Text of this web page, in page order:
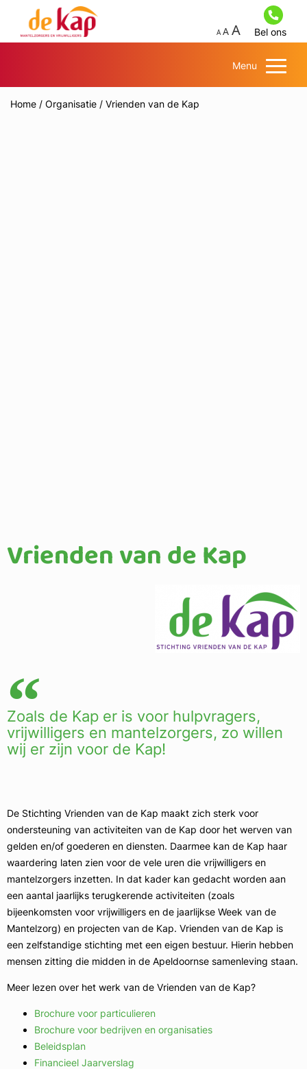
Bel ons
Menu
Home / Organisatie / Vrienden van de Kap
Vrienden van de Kap
Zoals de Kap er is voor hulpvragers,
vrijwilligers en mantelzorgers, zo willen
wij er zijn voor de Kap!
De Stichting Vrienden van de Kap maakt zich sterk voor
ondersteuning van activiteiten van de Kap door het werven van
gelden en/of goederen en diensten. Daarmee kan de Kap haar
waardering laten zien voor de vele uren die vrijwilligers en
mantelzorgers inzetten. In dat kader kan gedacht worden aan
een aantal jaarlijks terugkerende activiteiten (zoals
bijeenkomsten voor vrijwilligers en de jaarlijkse Week van de
Mantelzorg) en projecten van de Kap. Vrienden van de Kap is
een zelfstandige stichting met een eigen bestuur. Hierin hebben
mensen zitting die midden in de Apeldoornse samenleving staan.
Meer lezen over het werk van de Vrienden van de Kap?
Brochure voor particulieren
Brochure voor bedrijven en organisaties
Beleidsplan
Financieel Jaarverslag